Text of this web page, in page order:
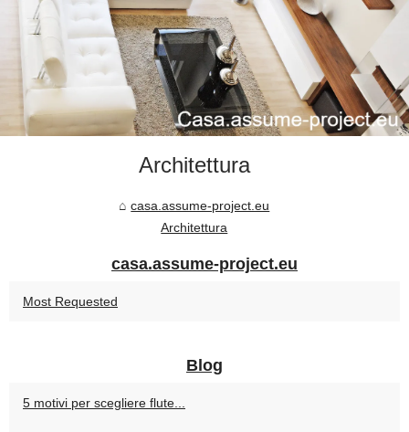
Architettura
casa.assume-project.eu
Architettura
casa.assume-project.eu
Most Requested
Blog
5 motivi per scegliere flute...